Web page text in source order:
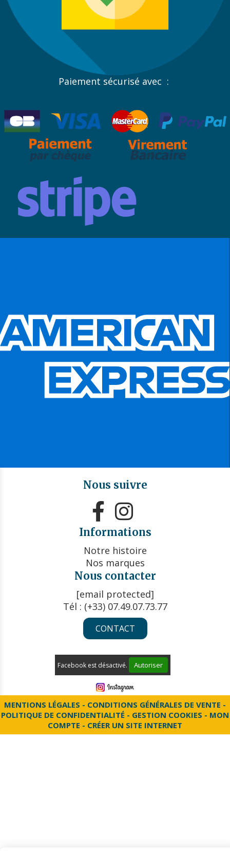
Paiement sécurisé avec :
Nous suivre
 
Informations
Notre histoire
Nos marques
Nous contacter
[email protected]
Tél : (+33) 07.49.07.73.77
CONTACT
Facebook est désactivé. Autoriser
MENTIONS LÉGALES
CONDITIONS GÉNÉRALES DE VENTE
POLITIQUE DE CONFIDENTIALITÉ
GESTION COOKIES
MON
COMPTE
CRÉER UN SITE INTERNET